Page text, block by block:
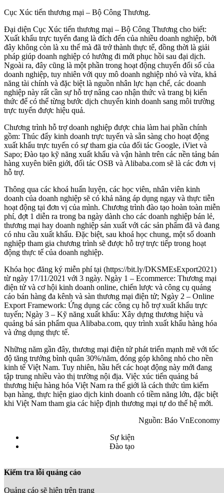
Cục Xúc tiến thương mại – Bộ Công Thương.
Đại diện Cục Xúc tiến thương mại – Bộ Công Thương cho biết:
Xuất khẩu trực tuyến đang là đích đến của nhiều doanh nghiệp, bởi
đây không còn là xu thế mà đã trở thành thực tế, đồng thời là giải
pháp giúp doanh nghiệp có hướng đi mới phục hồi sau đại dịch.
Ngoài ra, đây cũng là một phần trong hoạt động chuyển đổi số của
doanh nghiệp, tuy nhiên với quy mô doanh nghiệp nhỏ và vừa, khả
năng tài chính và đặc biệt là nguồn nhân lực hạn chế, các doanh
nghiệp này rất cần sự hỗ trợ nâng cao nhận thức và trang bị kiến
thức để có thể từng bước dịch chuyển kinh doanh sang môi trường
trực tuyến được hiệu quả.
Chương trình hỗ trợ doanh nghiệp được chia làm hai phần chính
gồm: Thúc đẩy kinh doanh trực tuyến và sẵn sàng cho hoạt động
xuất khẩu trực tuyến có sự tham gia của đối tác Google, iViet và
Sapo; Đào tạo kỹ năng xuất khẩu và vận hành trên các nền tảng bán
hàng xuyên biên giới, đối tác OSB và Alibaba.com sẽ là các đơn vị
hỗ trợ.
Thông qua các khoá huấn luyện, các học viên, nhân viên kinh
doanh của doanh nghiệp sẽ có khả năng áp dụng ngay và thực tiễn
hoạt động tại đơn vị của mình. Chương trình đào tạo hoàn toàn miễn
phí, đợt 1 diễn ra trong ba ngày dành cho các doanh nghiệp bán lẻ,
thương mại hay doanh nghiệp sản xuất với các sản phẩm đã và đang
có nhu cầu xuất khẩu. Đặc biệt, sau khoá học chung, một số doanh
nghiệp tham gia chương trình sẽ được hỗ trợ trực tiếp trong hoạt
động thực tế của doanh nghiệp.
Khóa học đăng ký miễn phí tại (https://bit.ly/DKSMEsExport2021)
từ ngày 17/11/2021 với 3 ngày. Ngày 1 – Ecommerce: Thương mại
điện tử và cơ hội kinh doanh online, chiến lược và công cụ quảng
cáo bán hàng đa kênh và sàn thương mại điện tử; Ngày 2 – Online
Export Framework: Ứng dụng các công cụ hỗ trợ xuất khẩu trực
tuyến; Ngày 3 – Kỹ năng xuất khẩu: Xây dựng thương hiệu và
quảng bá sản phẩm qua Alibaba.com, quy trình xuất khẩu hàng hóa
và ứng dụng thực tế.
Những năm gần đây, thương mại điện tử phát triển mạnh mẽ với tốc
độ tăng trưởng bình quân 30%/năm, đóng góp không nhỏ cho nền
kinh tế Việt Nam. Tuy nhiên, hầu hết các hoạt động này mới đang
tập trung nhiều vào thị trường nội địa. Việc xúc tiến quảng bá
thương hiệu hàng hóa Việt Nam ra thế giới là cách thức tìm kiếm
bạn hàng, thực hiện giao dịch kinh doanh có tiềm năng lớn, đặc biệt
khi Việt Nam tham gia các hiệp định thương mại tự do thế hệ mới.
Nguồn: Báo VnEconomy
Sự kiện
Đào tạo
Kiểm tra lỗi quảng cáo
Quảng cáo sẽ hiện trên trang